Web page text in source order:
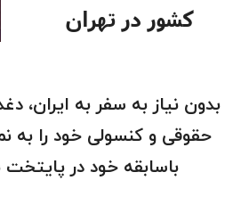
کشور در تهران​​​​​​​
بدون نیاز به سفر به ایران،
حقوقی و کنسولی خود را به
باسابقه خود در پایتخت